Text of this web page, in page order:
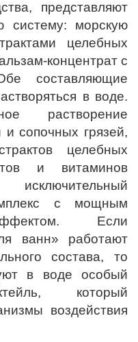
представляют
систему: морскую
целебных
концентрат с
составляющие
в воде.
растворение
сопочных грязей,
целебных
и витаминов
с мощным
Если
ванн» работают
состава, то
в воде особый
который
воздействия